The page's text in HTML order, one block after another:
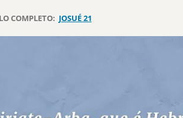
COMPLETO: JOSUÉ 21